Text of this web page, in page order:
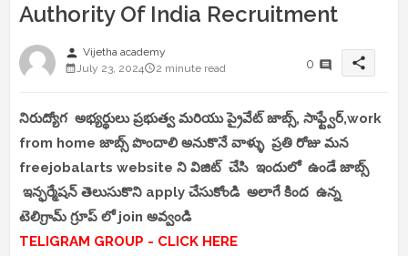
Authority Of India Recruitment
person Vijetha academy
July 23, 2024
2 minute read 0 share
నిరుద్యోగ అభ్యర్థులు ప్రభుత్వ మరియు ప్రైవేట్ జాబ్స్, సాఫ్ట్వేర్,work
from home జాబ్స్ పొందాలి అనుకొనే వాళ్ళు ప్రతి రోజు మన
freejobalarts website ని విజిట్ చేసి ఇందులో ఉండే జాబ్స్
ఇన్ఫర్మేషన్ తెలుసుకొని apply చేసుకోండి అలాగే కింద ఉన్న
టెలిగ్రామ్ గ్రూప్ లో join అవ్వండి
TELIGRAM GROUP - CLICK HERE